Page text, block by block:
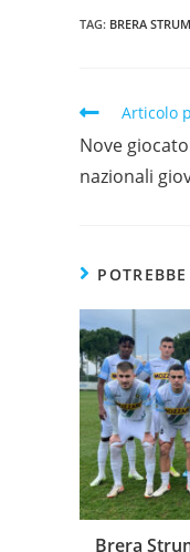
TAG: BRERA
Articolo
Nove
nazionali
Brera